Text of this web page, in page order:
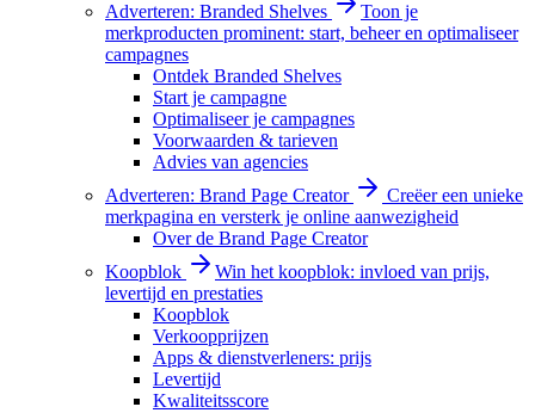
Adverteren: Branded Shelves
Toon je
merkproducten prominent: start, beheer en optimaliseer
campagnes
Ontdek Branded Shelves
Start je campagne
Optimaliseer je campagnes
Voorwaarden & tarieven
Advies van agencies
Adverteren: Brand Page Creator
Creëer een unieke
merkpagina en versterk je online aanwezigheid
Over de Brand Page Creator
Koopblok
Win het koopblok: invloed van prijs,
levertijd en prestaties
Koopblok
Verkoopprijzen
Apps & dienstverleners: prijs
Levertijd
Kwaliteitsscore